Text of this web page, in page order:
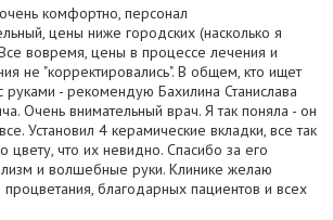
комфортно, персонал
цены ниже городских (насколько я
вовремя, цены в процессе лечения и
не "корректировались". В общем, кто ищет
руками - рекомендую Бахилина Станислава
Очень внимательный врач. Я так поняла - он
Установил 4 керамические вкладки, все так
цвету, что их невидно. Спасибо за его
и волшебные руки. Клинике желаю
благодарных пациентов и всех